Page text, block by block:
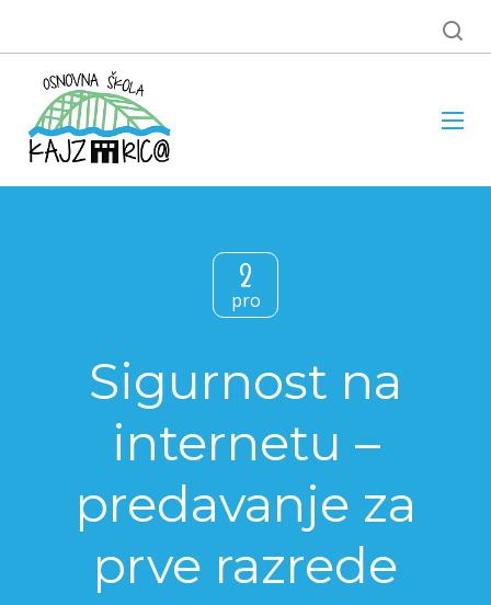
2
pro
Sigurnost na
internetu –
predavanje za
prve razrede